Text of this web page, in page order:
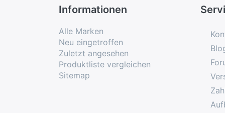
Informationen
Alle Marken
Neu eingetroffen
Zuletzt angesehen
Produktliste vergleichen
Sitemap